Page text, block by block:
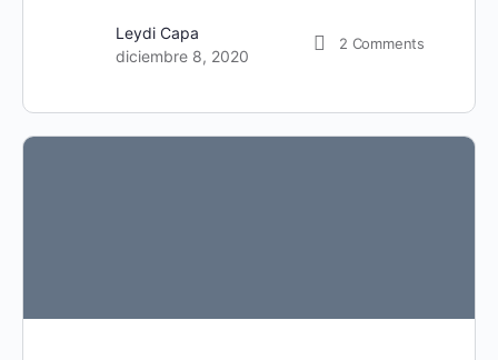
Leydi Capa
diciembre 8, 2020
2 Comments